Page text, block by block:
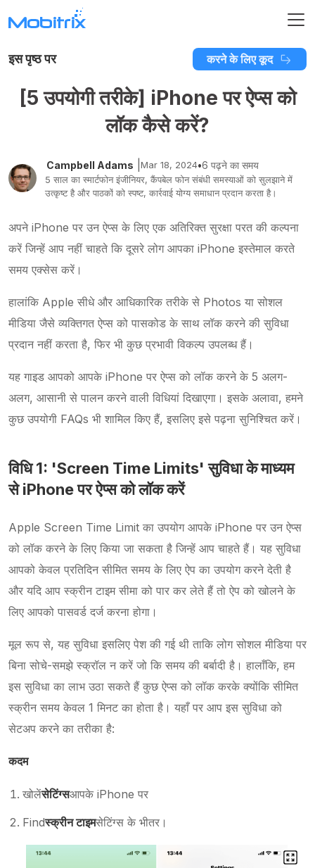
इस पृष्ठ पर करने के लिए कूद
[5 उपयोगी तरीके] iPhone पर ऐप्स को
लॉक कैसे करें?
Campbell Adams Mar 18, 2024•6 पढ़ने का समय
5 साल का स्मार्टफोन इंजीनियर, कैंपबेल फोन संबंधी समस्याओं को सुलझाने में
उत्कृष्ट है और पाठकों को स्पष्ट, कार्रवाई योग्य समाधान प्रदान करता है।
अपने iPhone पर उन ऐप्स के लिए एक अतिरिक्त सुरक्षा परत की कल्पना
करें जिन्हें आप नहीं चाहते कि दूसरे लोग आपका iPhone इस्तेमाल करते
समय एक्सेस करें।
हालांकि Apple सीधे और आधिकारिक तरीके से Photos या सोशल
मीडिया जैसे व्यक्तिगत ऐप्स को पासकोड के साथ लॉक करने की सुविधा
प्रदान नहीं करता है, फिर भी कुछ प्रभावी विकल्प उपलब्ध हैं।
यह गाइड आपको आपके iPhone पर ऐप्स को लॉक करने के 5 अलग-
अलग, आसानी से पालन करने वाली विधियां दिखाएगा। इसके अलावा, हमने
कुछ उपयोगी FAQs भी शामिल किए हैं, इसलिए इसे पढ़ना सुनिश्चित करें।
विधि 1: 'Screen Time Limits' सुविधा के माध्यम
से iPhone पर ऐप्स को लॉक करें
Apple Screen Time Limit का उपयोग आपके iPhone पर उन ऐप्स
को लॉक करने के लिए किया जा सकता है जिन्हें आप चाहते हैं। यह सुविधा
आपको केवल प्रतिदिन सीमित समय के लिए ऐप का उपयोग करने देती है
और यदि आप स्क्रीन टाइम सीमा को पार कर लेते हैं तो ऐप को खोलने के
लिए आपको पासवर्ड दर्ज करना होगा।
मूल रूप से, यह सुविधा इसलिए पेश की गई थी ताकि लोग सोशल मीडिया पर
बिना सोचे-समझे स्क्रॉल न करें जो कि समय की बर्बादी है। हालाँकि, हम
इस सुविधा का लाभ उठा सकते हैं कुछ ऐप्स को लॉक करके क्योंकि सीमित
स्क्रीन समय केवल 1 मिनट का होता है। यहाँ पर आप इस सुविधा को
सेटअप करने का तरीका है:
कदम
खोलेंसेटिंग्सआपके iPhone पर
Findस्क्रीन टाइमसेटिंग्स के भीतर।